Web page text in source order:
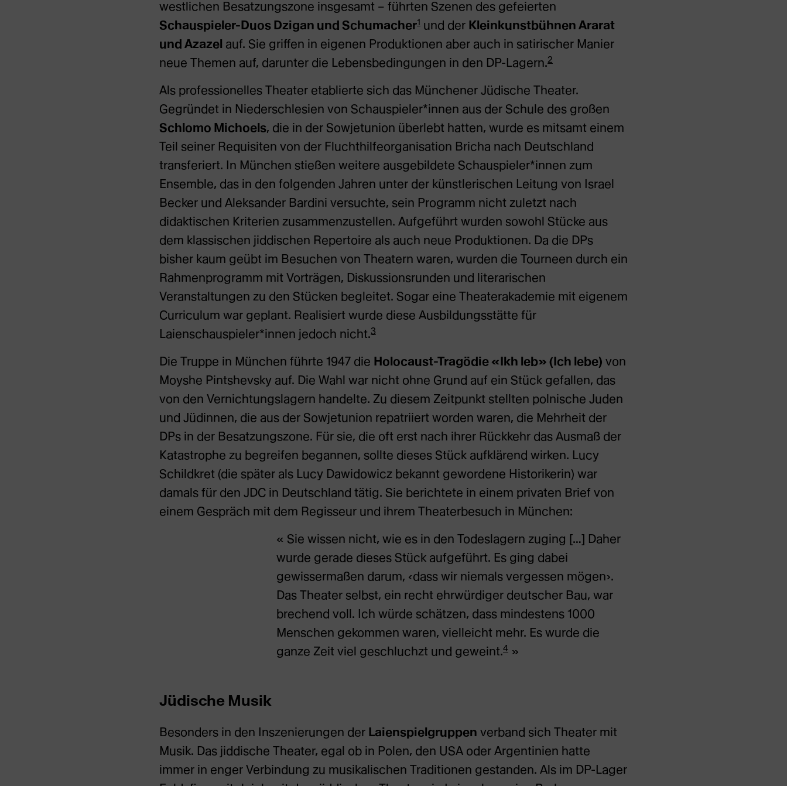
westlichen Besatzungszone insgesamt – führten Szenen des gefeierten
Schauspieler-Duos Dzigan und Schumacher1 und der Kleinkunstbühnen Ararat
und Azazel auf. Sie griffen in eigenen Produktionen aber auch in satirischer Manier
neue Themen auf, darunter die Lebensbedingungen in den DP-Lagern.2
Als professionelles Theater etablierte sich das Münchener Jüdische Theater.
Gegründet in Niederschlesien von Schauspieler*innen aus der Schule des großen
Schlomo Michoels, die in der Sowjetunion überlebt hatten, wurde es mitsamt einem
Teil seiner Requisiten von der Fluchthilfeorganisation Bricha nach Deutschland
transferiert. In München stießen weitere ausgebildete Schauspieler*innen zum
Ensemble, das in den folgenden Jahren unter der künstlerischen Leitung von Israel
Becker und Aleksander Bardini versuchte, sein Programm nicht zuletzt nach
didaktischen Kriterien zusammenzustellen. Aufgeführt wurden sowohl Stücke aus
dem klassischen jiddischen Repertoire als auch neue Produktionen. Da die DPs
bisher kaum geübt im Besuchen von Theatern waren, wurden die Tourneen durch ein
Rahmenprogramm mit Vorträgen, Diskussionsrunden und literarischen
Veranstaltungen zu den Stücken begleitet. Sogar eine Theaterakademie mit eigenem
Curriculum war geplant. Realisiert wurde diese Ausbildungsstätte für
Laienschauspieler*innen jedoch nicht.3
Die Truppe in München führte 1947 die Holocaust-Tragödie «Ikh leb» (Ich lebe) von
Moyshe Pintshevsky auf. Die Wahl war nicht ohne Grund auf ein Stück gefallen, das
von den Vernichtungslagern handelte. Zu diesem Zeitpunkt stellten polnische Juden
und Jüdinnen, die aus der Sowjetunion repatriiert worden waren, die Mehrheit der
DPs in der Besatzungszone. Für sie, die oft erst nach ihrer Rückkehr das Ausmaß der
Katastrophe zu begreifen begannen, sollte dieses Stück aufklärend wirken. Lucy
Schildkret (die später als Lucy Dawidowicz bekannt gewordene Historikerin) war
damals für den JDC in Deutschland tätig. Sie berichtete in einem privaten Brief von
einem Gespräch mit dem Regisseur und ihrem Theaterbesuch in München:
Sie wissen nicht, wie es in den Todeslagern zuging […] Daher
wurde gerade dieses Stück aufgeführt. Es ging dabei
gewissermaßen darum, ‹dass wir niemals vergessen mögen›.
Das Theater selbst, ein recht ehrwürdiger deutscher Bau, war
brechend voll. Ich würde schätzen, dass mindestens 1000
Menschen gekommen waren, vielleicht mehr. Es wurde die
ganze Zeit viel geschluchzt und geweint.4
Jüdische Musik
Besonders in den Inszenierungen der Laienspielgruppen verband sich Theater mit
Musik. Das jiddische Theater, egal ob in Polen, den USA oder Argentinien hatte
immer in enger Verbindung zu musikalischen Traditionen gestanden. Als im DP-Lager